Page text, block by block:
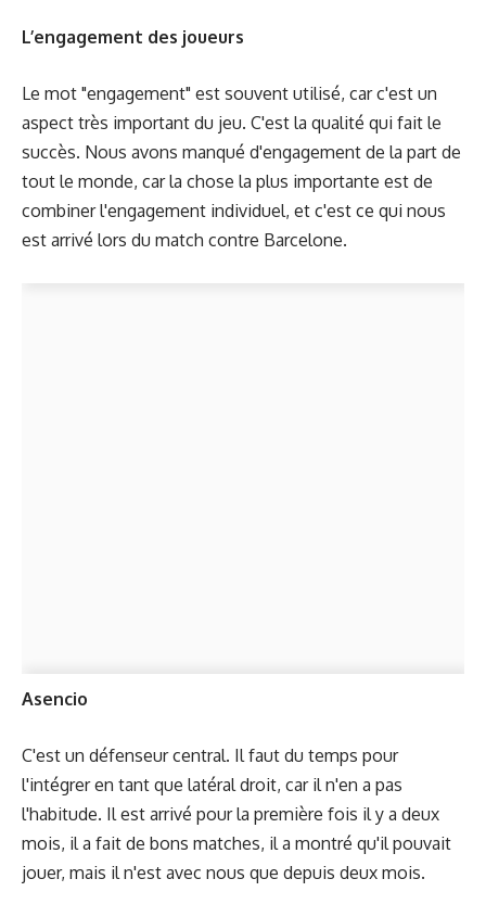
L’engagement des joueurs
Le mot "engagement" est souvent utilisé, car c'est un
aspect très important du jeu. C'est la qualité qui fait le
succès. Nous avons manqué d'engagement de la part de
tout le monde, car la chose la plus importante est de
combiner l'engagement individuel, et c'est ce qui nous
est arrivé lors du match contre Barcelone.
Asencio
C'est un défenseur central. Il faut du temps pour
l'intégrer en tant que latéral droit, car il n'en a pas
l'habitude. Il est arrivé pour la première fois il y a deux
mois, il a fait de bons matches, il a montré qu'il pouvait
jouer, mais il n'est avec nous que depuis deux mois.